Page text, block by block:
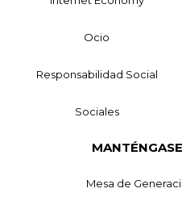
Ocio
Responsabilidad Social
Sociales
Mesa de